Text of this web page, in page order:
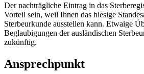
Der nachträgliche Eintrag in das
Vorteil sein, weil Ihnen das hiesige
Sterbeurkunde ausstellen kann. Etwaige
Beglaubigungen der ausländischen
zukünftig.
Ansprechpunkt